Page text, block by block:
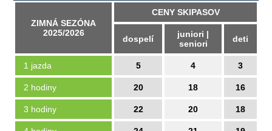
ZIMNÁ SEZÓNA
2025/2026
CENY SKIPASOV
dospelí
juniori |
seniori
deti
1 jazda 5 4 3
2 hodiny 20 18 16
3 hodiny 22 20 18